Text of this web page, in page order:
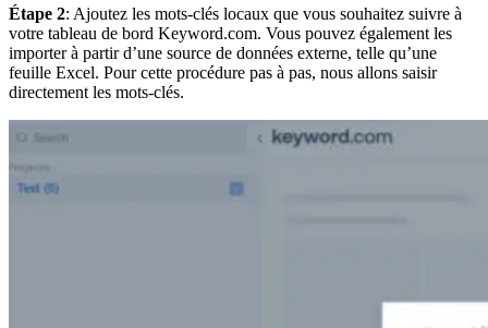
Étape 2: Ajoutez les mots-clés locaux que vous souhaitez suivre à
votre tableau de bord Keyword.com. Vous pouvez également les
importer à partir d’une source de données externe, telle qu’une
feuille Excel. Pour cette procédure pas à pas, nous allons saisir
directement les mots-clés.